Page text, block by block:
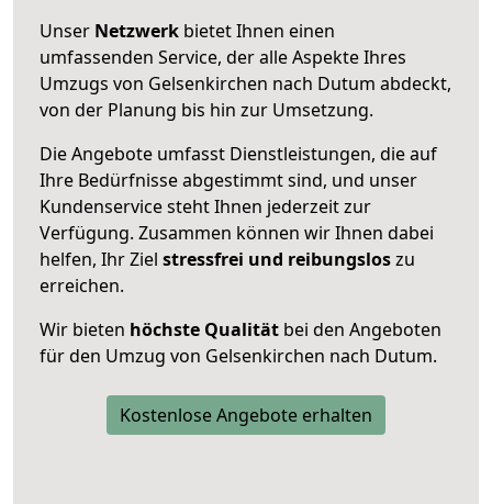
Unser Netzwerk bietet Ihnen einen
umfassenden Service, der alle Aspekte Ihres
Umzugs von Gelsenkirchen nach Dutum abdeckt,
von der Planung bis hin zur Umsetzung.
Die Angebote umfasst Dienstleistungen, die auf
Ihre Bedürfnisse abgestimmt sind, und unser
Kundenservice steht Ihnen jederzeit zur
Verfügung. Zusammen können wir Ihnen dabei
helfen, Ihr Ziel stressfrei und reibungsloszu
erreichen.
Wir bieten höchste Qualität bei den Angeboten
für den Umzug von Gelsenkirchen nach Dutum.
Kostenlose Angebote erhalten